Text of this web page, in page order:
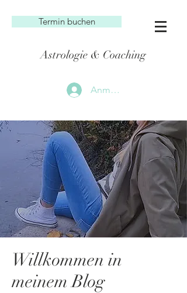
Termin buchen
Astrologie & Coaching
Anmelden
Willkommen in
meinem Blog